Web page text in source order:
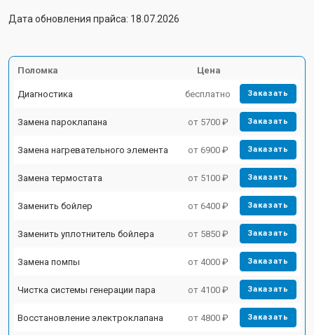
Дата обновления прайса: 18.07.2026
Поломка Цена
Диагностика бесплатно Заказать
Замена пароклапана от 5700 ₽ Заказать
Замена нагревательного элемента от 6900 ₽ Заказать
Замена термостата от 5100 ₽ Заказать
Заменить бойлер от 6400 ₽ Заказать
Заменить уплотнитель бойлера от 5850 ₽ Заказать
Замена помпы от 4000 ₽ Заказать
Чистка системы генерации пара от 4100 ₽ Заказать
Восстановление электроклапана от 4800 ₽ Заказать